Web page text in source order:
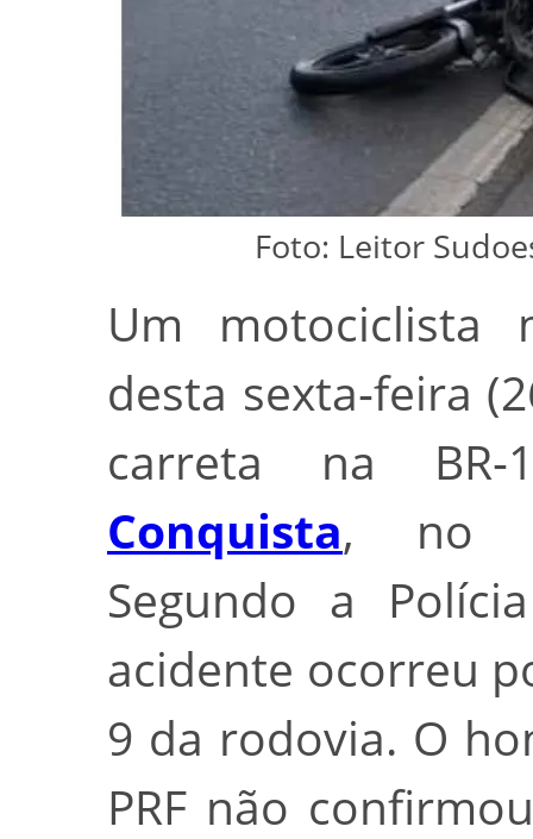
Foto: Leitor
Um motociclista
desta sexta‑feira
carreta na
Conquista, no
Segundo a
acidente ocorreu
9 da rodovia. O
PRF não